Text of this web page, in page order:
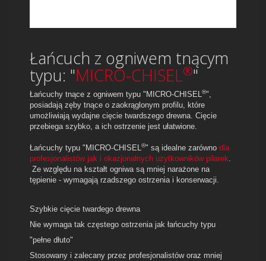
Łańcuch z ogniwem tnącym
typu: "MICRO-CHISEL®"
Łańcuchy tnące z ogniwem typu "MICRO-CHISEL®",
posiadają zęby tnące o zaokrąglonym profilu, które
umożliwiają wydajne cięcie twardszego drewna. Cięcie
przebiega szybko, a ich ostrzenie jest ułatwione.
Łańcuchy typu "MICRO-CHISEL®" są idealne zarówno dla
profesjonalistów jak i okazjonalnych użytkowników pilarek.
Ze względu na kształt ogniwa są mniej narażone na
tępienie - wymagają rzadszego ostrzenia i konserwacji.
Szybkie cięcie twardego drewna
Nie wymaga tak częstego ostrzenia jak łańcuchy typu
"pełne dłuto"
Stosowany i zalecany przez profesjonalistów oraz mniej